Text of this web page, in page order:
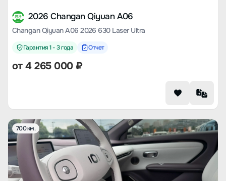
2026 Changan Qiyuan A06
Changan Qiyuan A06 2026 630 Laser Ultra
Гарантия 1 - 3 года Отчет
от4 265 000₽
700 км.